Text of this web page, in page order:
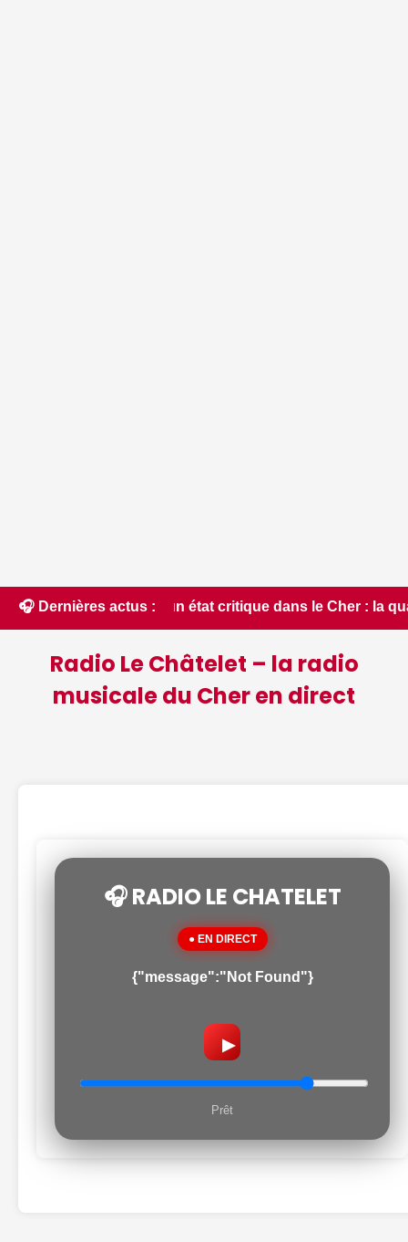
🎧 Dernières actus :
un état critique dans le Cher : la quasi-totalité du
Radio Le Châtelet – la radio
musicale du Cher en direct
🎧 RADIO LE CHATELET
● EN DIRECT
{"message":"Not Found"}
▶
Prêt